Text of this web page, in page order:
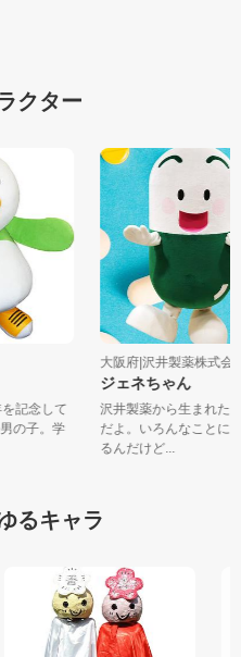
クター
を記念して
男の子。学
大阪府|沢井製薬株式
ジェネちゃん
沢井製薬から生まれ
だよ。いろんなこと
るんだけど...
るキャラ